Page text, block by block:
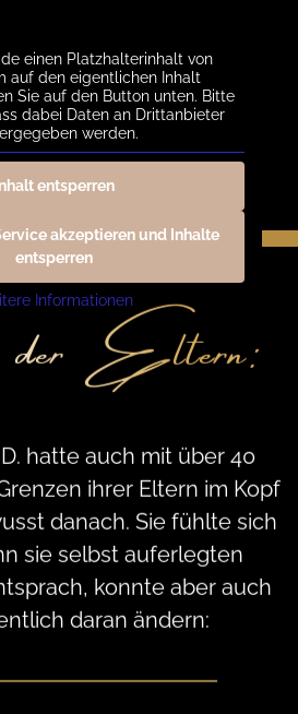
einen Platzhalterinhalt von
auf den eigentlichen Inhalt
Sie auf den Button unten. Bitte
dabei Daten an Drittanbieter
werden.
Inhalt entsperren
akzeptieren und Inhalte
entsperren
Informationen
der Eltern:
hatte auch mit über 40
ihrer Eltern im Kopf
danach. Sie fühlte sich
sie selbst auferlegten
konnte aber auch
daran ändern: